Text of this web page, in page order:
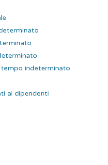
indeterminato
ai dipendenti